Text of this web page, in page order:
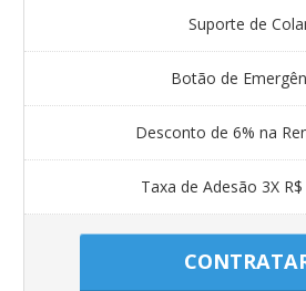
Suporte de
Botão de
Desconto de 6% na
Taxa de Adesão 3X